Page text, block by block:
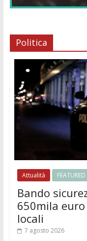
Politica
Attualità FEATURED
Bando
650mila
locali
7 agosto 2026